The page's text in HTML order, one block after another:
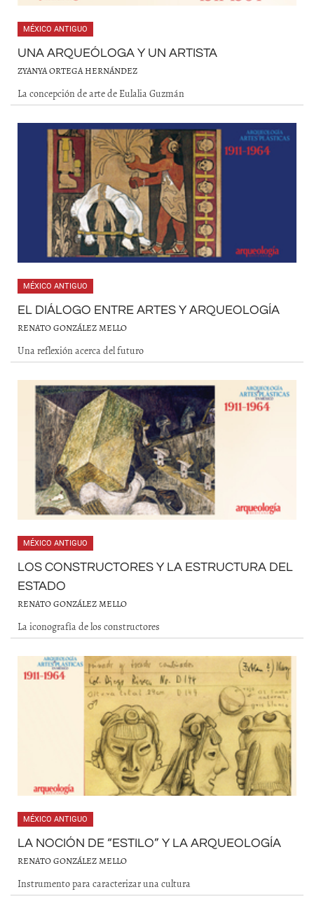
MÉXICO ANTIGUO
UNA ARQUEÓLOGA Y UN ARTISTA
ZYANYA ORTEGA HERNÁNDEZ
La concepción de arte de Eulalia Guzmán
MÉXICO ANTIGUO
EL DIÁLOGO ENTRE ARTES Y ARQUEOLOGÍA
RENATO GONZÁLEZ MELLO
Una reflexión acerca del futuro
MÉXICO ANTIGUO
LOS CONSTRUCTORES Y LA ESTRUCTURA DEL
ESTADO
RENATO GONZÁLEZ MELLO
La iconografía de los constructores
MÉXICO ANTIGUO
LA NOCIÓN DE “ESTILO” Y LA ARQUEOLOGÍA
RENATO GONZÁLEZ MELLO
Instrumento para caracterizar una cultura